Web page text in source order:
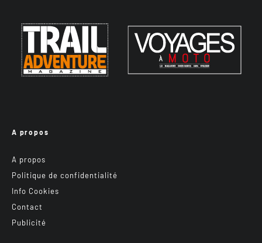
A propos
A propos
Politique de confidentialité
Info Cookies
Contact
Publicité